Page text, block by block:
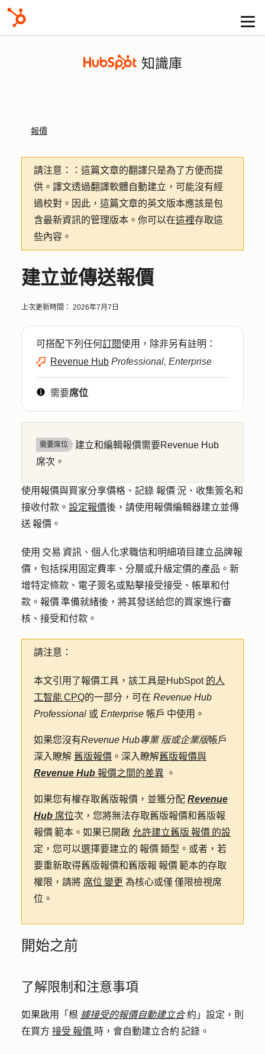
知識庫
報價
請注意：
：這篇文章的翻譯只是為了方便而提
供。譯文透過翻譯軟體自動建立，可能沒有經
過校對。因此，這篇文章的英文版本應該是包
含最新資訊的管理版本。你可以在這裡存取這
些內容。
建立並傳送報價
上次更新時間： 2026年7月7日
可搭配下列任何訂閱使用，除非另有註明：
Revenue Hub Professional, Enterprise
需要席位
需要席位
建立和編輯報價需要Revenue Hub
席次。
使用報價與買家分享價格、記錄 報價 況、收集簽名和
接收付款。 設定報價後，請使用報價編輯器建立並傳
送 報價。
使用 交易 資訊、個人化求職信和明細項目建立品牌報
價，包括採用固定費率、分層或升級定價的產品。新
增特定條款、電子簽名或點擊接受接受、帳單和付
款。報價 準備就緒後，將其發送給您的買家進行審
核、接受和付款。
請注意：
本文引用了報價工具，該工具是HubSpot 的人
工智能 CPQ的一部分，可在 Revenue Hub
Professional 或 Enterprise 帳戶 中使用。
如果您沒有Revenue Hub專業 版或企業版帳戶
深入瞭解 舊版報價 。深入瞭解舊版報價與
Revenue Hub 報價之間的差異 。
如果您有權存取舊版報價，並獲分配 Revenue
Hub 席位次，您將無法存取舊版報價和舊版報
報價 範本。如果已開啟 允許建立舊版 報價 的設
定，您可以選擇要建立的 報價 類型。或者，若
要重新取得舊版報價和舊版報 報價 範本的存取
權限，請將 席位 變更 為核心或僅 僅限檢視席
位。
開始之前
了解限制和注意事項
如果啟用「根 據接受的報價自動建立合約」設定，則
在買方 接受 報價 時，會自動建立合約 記錄。